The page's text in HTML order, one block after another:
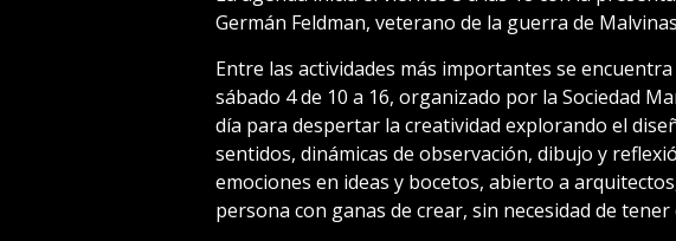
Germán Feldman, veterano de la guerra de
Entre las actividades más importantes se encuentra
sábado 4 de 10 a 16, organizado por la Sociedad
día para despertar la creatividad explorando el
sentidos, dinámicas de observación, dibujo y
emociones en ideas y bocetos, abierto a
persona con ganas de crear, sin necesidad de